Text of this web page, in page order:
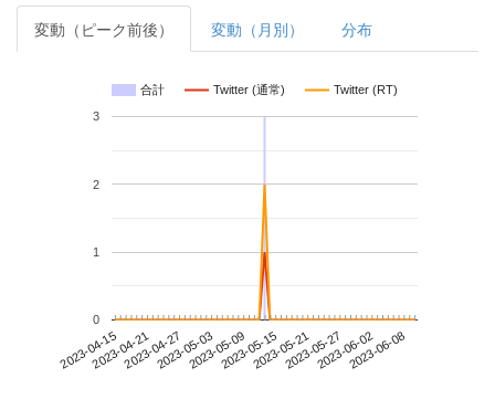
変動（ピーク前後） 変動（月別） 分布
合計 Twitter (通常) Twitter (RT)
2023-04-152023-04-212023-04-272023-05-032023-05-092023-05-152023-05-212023-05-272023-06-022023-06-08
0
1
2
3